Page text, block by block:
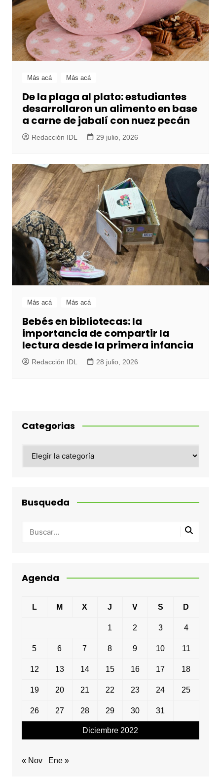
Más acá Más acá
De la plaga al plato: estudiantes
desarrollaron un alimento en base
a carne de jabalí con nuez pecán
Redacción IDL 29 julio, 2026
Más acá Más acá
Bebés en bibliotecas: la
importancia de compartir la
lectura desde la primera infancia
Redacción IDL 28 julio, 2026
Categorias
Busqueda
Agenda
Diciembre 2022
L M X J V S D
1 2 3 4
5 6 7 8 9 10 11
12 13 14 15 16 17 18
19 20 21 22 23 24 25
26 27 28 29 30 31
« Nov Ene »